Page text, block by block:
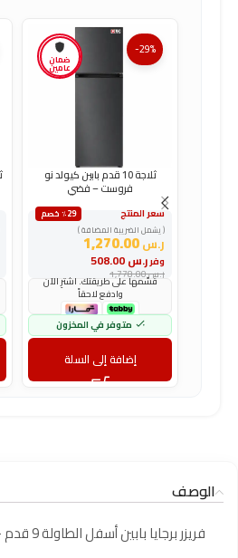
ضمان
عامين
-29%
ثلاجة 10 قدم بابين كيولد نو
فروست – فضي
سعر المنتج
٪29 خصم
( يشمل الضريبة المضافة )
ر.س1,270.00
وفرر.س
ر.س1,778.00
قسّمها على طريقتك. اشترِ الآن
وادفع لاحقاً
متوفر في المخزون
إضافة إلى السلة
الوصف
فريزر برجايا بابين أسفل الطاولة 9 قدم – ستيل